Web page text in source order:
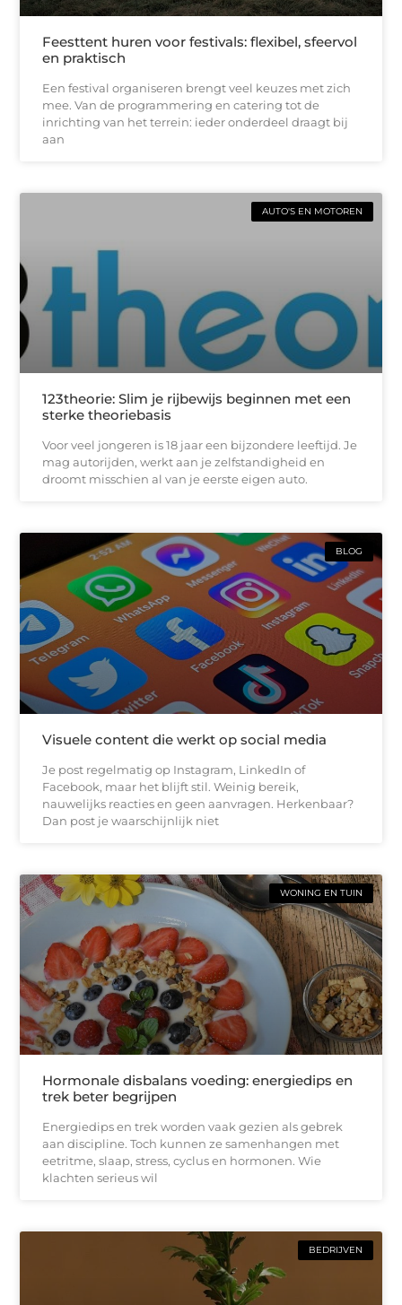
Feesttent huren voor festivals: flexibel, sfeervol
en praktisch
Een festival organiseren brengt veel keuzes met zich
mee. Van de programmering en catering tot de
inrichting van het terrein: ieder onderdeel draagt bij
aan
AUTO'S EN MOTOREN
123theorie: Slim je rijbewijs beginnen met een
sterke theoriebasis
Voor veel jongeren is 18 jaar een bijzondere leeftijd. Je
mag autorijden, werkt aan je zelfstandigheid en
droomt misschien al van je eerste eigen auto.
BLOG
Visuele content die werkt op social media
Je post regelmatig op Instagram, LinkedIn of
Facebook, maar het blijft stil. Weinig bereik,
nauwelijks reacties en geen aanvragen. Herkenbaar?
Dan post je waarschijnlijk niet
WONING EN TUIN
Hormonale disbalans voeding: energiedips en
trek beter begrijpen
Energiedips en trek worden vaak gezien als gebrek
aan discipline. Toch kunnen ze samenhangen met
eetritme, slaap, stress, cyclus en hormonen. Wie
klachten serieus wil
BEDRIJVEN